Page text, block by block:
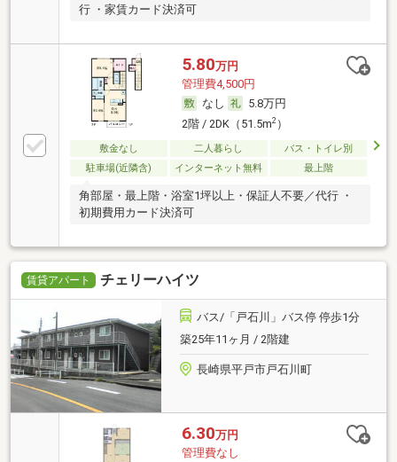
行 ・家賃カード決済可
5.80万円
管理費4,500円
なし
5.8万円
2階 / 2DK（51.5m2）
敷金なし 二人暮らし
バス・トイレ別
駐車場(近隣含)
インターネット無料 最上階
角部屋・最上階・浴室1坪以上・保証人不要／代行 ・
初期費用カード決済可
賃貸アパート チェリーハイツ
バス/「戸石川」バス停 停歩1分
築25年11ヶ月 / 2階建
長崎県平戸市戸石川町
6.30万円
管理費なし